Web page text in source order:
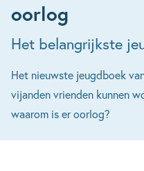
oorlog
Het belangrijkste
Het nieuwste jeugdboek
vijanden vrienden kunnen
waarom is er oorlog?